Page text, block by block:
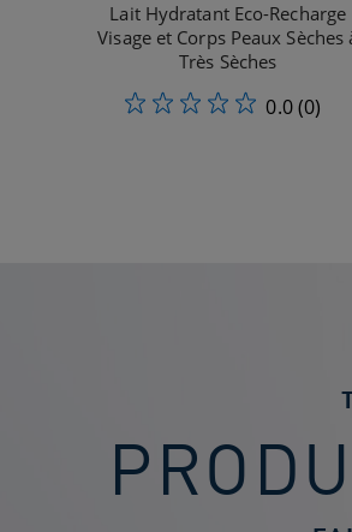
Lait Hydratant Eco-Recharge
Visage et Corps Peaux Sèches
Très Sèches
0.0(0)